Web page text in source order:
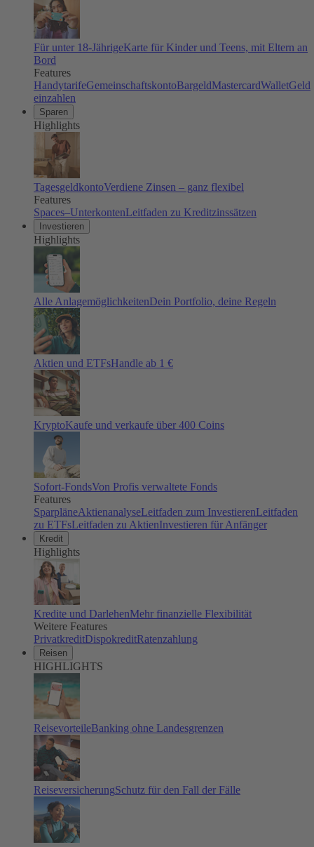
Für unter 18-JährigeKarte für Kinder und Teens, mit Eltern an
Bord
Features
HandytarifeGemeinschaftskontoBargeldMastercardWalletGeld
einzahlen
Sparen
Highlights
TagesgeldkontoVerdiene Zinsen – ganz flexibel
Features
Spaces–UnterkontenLeitfaden zu Kreditzinssätzen
Investieren
Highlights
Alle AnlagemöglichkeitenDein Portfolio, deine Regeln
Aktien und ETFsHandle ab 1 €
KryptoKaufe und verkaufe über 400 Coins
Sofort-FondsVon Profis verwaltete Fonds
Features
SparpläneAktienanalyseLeitfaden zum InvestierenLeitfaden
zu ETFsLeitfaden zu AktienInvestieren für Anfänger
Kredit
Highlights
Kredite und DarlehenMehr finanzielle Flexibilität
Weitere Features
PrivatkreditDispokreditRatenzahlung
Reisen
HIGHLIGHTS
ReisevorteileBanking ohne Landesgrenzen
ReiseversicherungSchutz für den Fall der Fälle